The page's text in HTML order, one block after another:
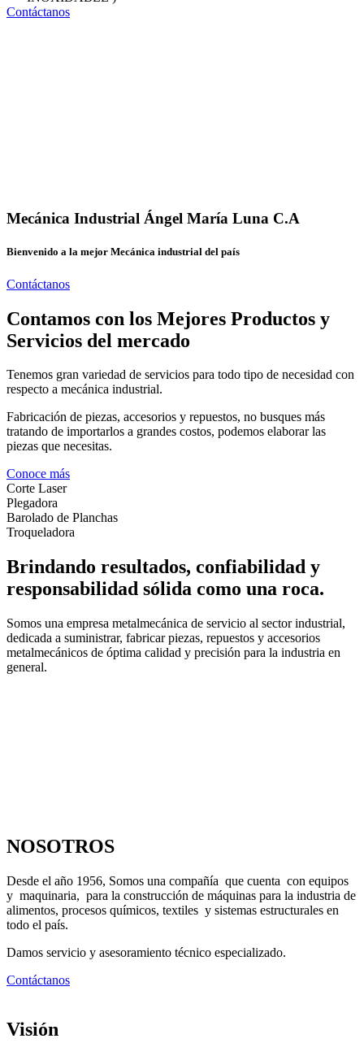
Contáctanos
Mecánica Industrial Ángel María Luna C.A
Bienvenido a la mejor Mecánica industrial del país
Contáctanos
Contamos con los Mejores Productos y
Servicios del mercado
Tenemos gran variedad de servicios para todo tipo de necesidad con
respecto a mecánica industrial.
Fabricación de piezas, accesorios y repuestos, no busques más
tratando de importarlos a grandes costos, podemos elaborar las
piezas que necesitas.
Conoce más
Corte Laser
Plegadora
Barolado de Planchas
Troqueladora
Brindando resultados, confiabilidad y
responsabilidad sólida como una roca.
Somos una empresa metalmecánica de servicio al sector industrial,
dedicada a suministrar, fabricar piezas, repuestos y accesorios
metalmecánicos de óptima calidad y precisión para la industria en
general.
NOSOTROS
Desde el año 1956, Somos una compañía que cuenta con equipos
y maquinaria, para la construcción de máquinas para la industria de
alimentos, procesos químicos, textiles y sistemas estructurales en
todo el país.
Damos servicio y asesoramiento técnico especializado.
Contáctanos
Visión